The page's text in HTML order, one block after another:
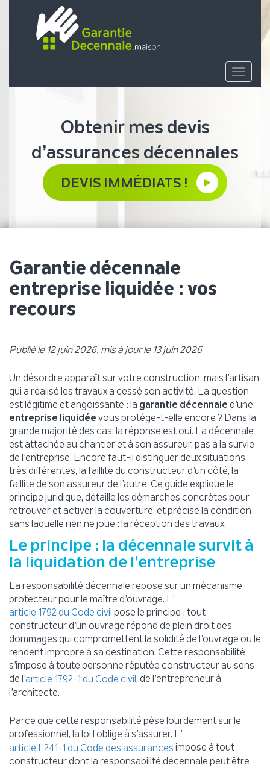
Toggle
Obtenir mes devis
d’assurances décennales
DEVIS IMMÉDIATS !
Garantie décennale
entreprise liquidée : vos
recours
Publié le 12 juin 2026, mis à jour le 13 juin 2026
Un désordre apparaît sur votre construction, mais l’artisan
qui a réalisé les travaux a cessé son activité. La question
est légitime et angoissante : la garantie décennale d’une
entreprise liquidée vous protège-t-elle encore ? Dans la
grande majorité des cas, la réponse est oui. La décennale
est attachée au chantier et à son assureur, pas à la survie
de l’entreprise. Encore faut-il distinguer deux situations
très différentes, la faillite du constructeur d’un côté, la
faillite de son assureur de l’autre. Ce guide explique le
principe juridique, détaille les démarches concrètes pour
retrouver et activer la couverture, et précise la condition
sans laquelle rien ne joue : la réception des travaux.
Le principe : la décennale survit à
la liquidation de l’entreprise
La responsabilité décennale repose sur un mécanisme
protecteur pour le maître d’ouvrage. L’
article 1792 du Code civil pose le principe : tout
constructeur d’un ouvrage répond de plein droit des
dommages qui compromettent la solidité de l’ouvrage ou le
rendent impropre à sa destination. Cette responsabilité
s’impose à toute personne réputée constructeur au sens
de l’article 1792-1 du Code civil , de l’entrepreneur à
l’architecte.
Parce que cette responsabilité pèse lourdement sur le
professionnel, la loi l’oblige à s’assurer. L’
article L241-1 du Code des assurances impose à tout
constructeur dont la responsabilité décennale peut être